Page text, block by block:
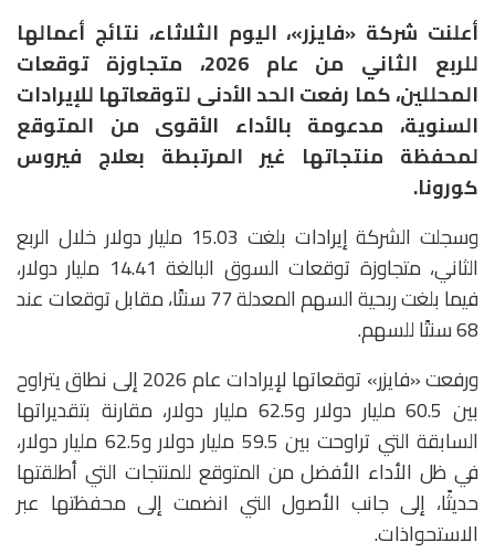
أعلنت شركة «فايزر»، اليوم الثلاثاء، نتائج أعمالها
للربع الثاني من عام 2026، متجاوزة توقعات
المحللين، كما رفعت الحد الأدنى لتوقعاتها للإيرادات
السنوية، مدعومة بالأداء الأقوى من المتوقع
لمحفظة منتجاتها غير المرتبطة بعلاج فيروس
كورونا.
وسجلت الشركة إيرادات بلغت 15.03 مليار دولار خلال الربع
الثاني، متجاوزة توقعات السوق البالغة 14.41 مليار دولار،
فيما بلغت ربحية السهم المعدلة 77 سنتًا، مقابل توقعات عند
68 سنتًا للسهم.
ورفعت «فايزر» توقعاتها لإيرادات عام 2026 إلى نطاق يتراوح
بين 60.5 مليار دولار و62.5 مليار دولار، مقارنة بتقديراتها
السابقة التي تراوحت بين 59.5 مليار دولار و62.5 مليار دولار،
في ظل الأداء الأفضل من المتوقع للمنتجات التي أطلقتها
حديثًا، إلى جانب الأصول التي انضمت إلى محفظتها عبر
الاستحواذات.